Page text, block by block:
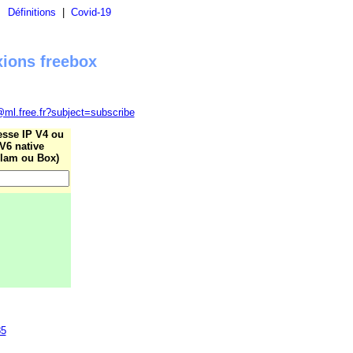
Définitions Covid-19
freebox
IP V4 ou
V6 native
ou Box)